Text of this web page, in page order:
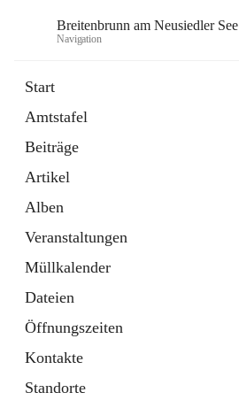
Breitenbrunn am Neusiedler See
Navigation
Start
Amtstafel
Beiträge
Artikel
Alben
Veranstaltungen
Müllkalender
Dateien
Öffnungszeiten
Kontakte
Standorte
18 Schnellzugriffe
Gemeindeservice